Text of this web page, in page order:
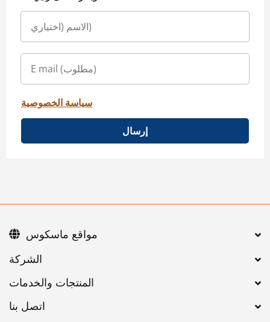
سياسة الخصوصية
إرسال
اتصل بنا
مواقع ماسكوس